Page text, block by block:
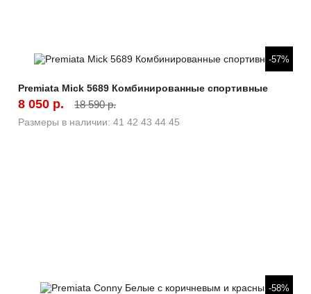
Быстрый просмотр -57%
Premiata Mick 5689 Комбинированные спортивные
8 050 р. 18 590 р.
Размеры в наличии: 41 42 43 44 45
Быстрый просмотр -58%